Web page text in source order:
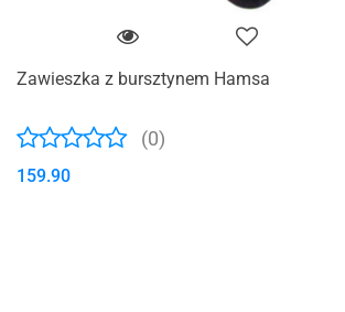
Zawieszka z bursztynem Hamsa
(0)
159.90